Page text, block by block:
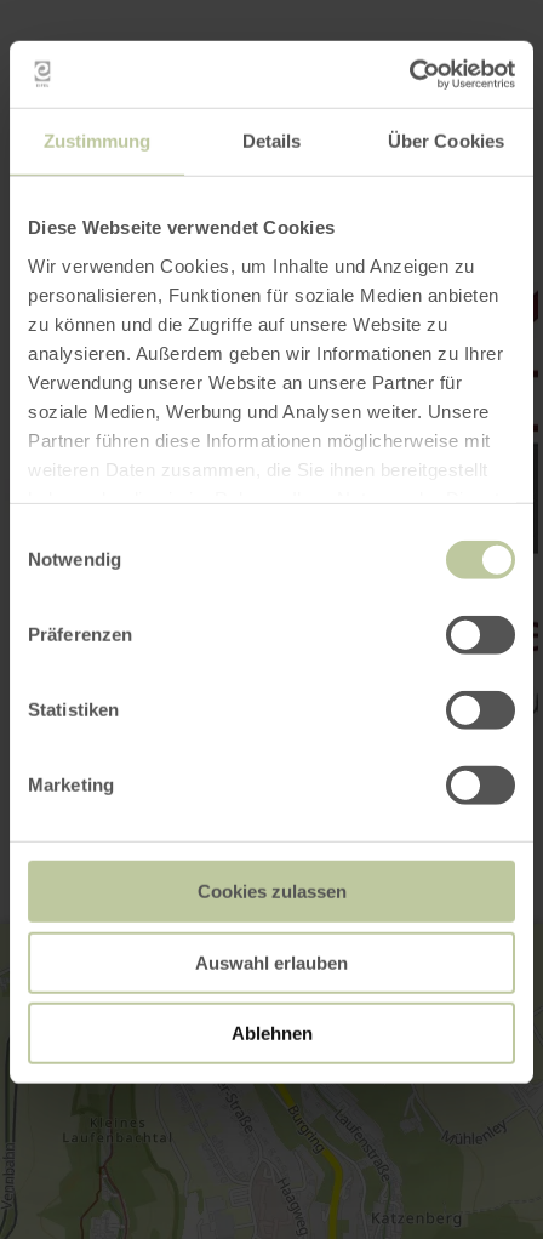
Zustimmung Details Über Cookies
Diese Webseite verwendet Cookies
Wir verwenden Cookies, um Inhalte und Anzeigen zu
personalisieren, Funktionen für soziale Medien anbieten
zu können und die Zugriffe auf unsere Website zu
analysieren. Außerdem geben wir Informationen zu Ihrer
Verwendung unserer Website an unsere Partner für
soziale Medien, Werbung und Analysen weiter. Unsere
Partner führen diese Informationen möglicherweise mit
weiteren Daten zusammen, die Sie ihnen bereitgestellt
Notwendig
Präferenzen
Statistiken
Marketing
Cookies zulassen
Auswahl erlauben
Ablehnen
Impressionen
Kontakt